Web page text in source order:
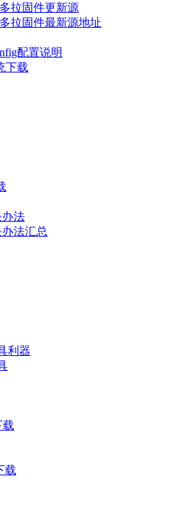
多拉固件更新源
拉固件最新源地址
配置说明
下载
法
法汇总
利器
载
载